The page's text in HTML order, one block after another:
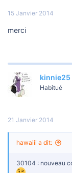
15 Janvier 2014
merci
kinnie25
Habitué
21 Janvier 2014
hawaiii a dit:
30104 : nouveau